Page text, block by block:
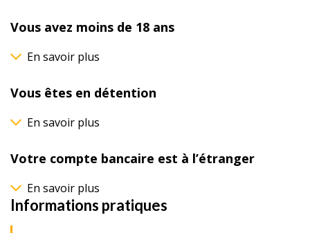
Vous avez moins de 18 ans
En savoir plus
Vous êtes en détention
En savoir plus
Votre compte bancaire est à l’étranger
En savoir plus
Informations pratiques